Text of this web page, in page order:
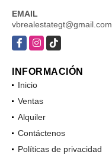
EMAIL
vbrealestategt@gmail.com
FacebookInstagram
TikTok
INFORMACIÓN
Inicio
Ventas
Alquiler
Contáctenos
Políticas de privacidad